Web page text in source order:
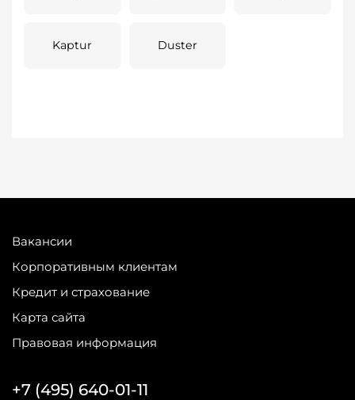
Kaptur Duster
Вакансии
Корпоративным клиентам
Кредит и страхование
Карта сайта
Правовая информация
+7 (495) 640-01-11